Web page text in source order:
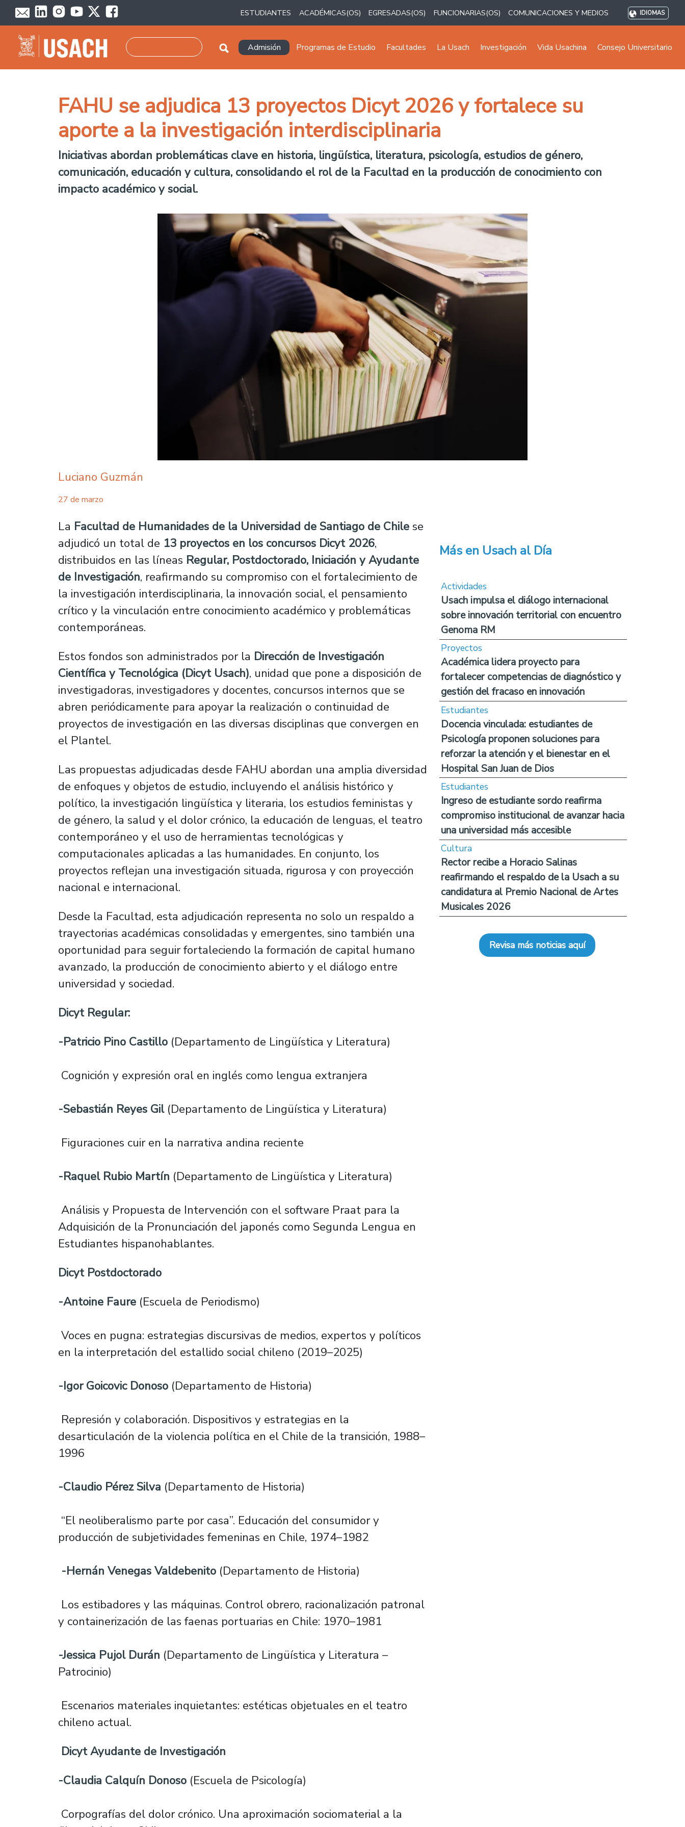
Pasar al contenido principal
ESTUDIANTES ACADÉMICAS(OS) EGRESADAS(OS) FUNCIONARIAS(OS) COMUNICACIONES Y MEDIOS IDIOMAS
Navegación principal
Admisión Programas de Estudio Facultades La Usach Investigación Vida Usachina Consejo Universitario
FAHU se adjudica 13 proyectos Dicyt 2026 y fortalece su
aporte a la investigación interdisciplinaria
Iniciativas abordan problemáticas clave en historia, lingüística, literatura, psicología, estudios de género,
comunicación, educación y cultura, consolidando el rol de la Facultad en la producción de conocimiento con
impacto académico y social.
Luciano Guzmán
27 de marzo
La Facultad de Humanidades de la Universidad de Santiago de Chilese
adjudicó un total de 13 proyectos en los concursos Dicyt 2026,
distribuidos en las líneas Regular, Postdoctorado, Iniciación y Ayudante
de Investigación, reafirmando su compromiso con el fortalecimiento de
la investigación interdisciplinaria, la innovación social, el pensamiento
crítico y la vinculación entre conocimiento académico y problemáticas
contemporáneas.
Estos fondos son administrados por la Dirección de Investigación
Científica y Tecnológica (Dicyt Usach), unidad que pone a disposición de
investigadoras, investigadores y docentes, concursos internos que se
abren periódicamente para apoyar la realización o continuidad de
proyectos de investigación en las diversas disciplinas que convergen en
el Plantel.
Las propuestas adjudicadas desde FAHU abordan una amplia diversidad
de enfoques y objetos de estudio, incluyendo el análisis histórico y
político, la investigación lingüística y literaria, los estudios feministas y
de género, la salud y el dolor crónico, la educación de lenguas, el teatro
contemporáneo y el uso de herramientas tecnológicas y
computacionales aplicadas a las humanidades. En conjunto, los
proyectos reflejan una investigación situada, rigurosa y con proyección
nacional e internacional.
Desde la Facultad, esta adjudicación representa no solo un respaldo a
trayectorias académicas consolidadas y emergentes, sino también una
oportunidad para seguir fortaleciendo la formación de capital humano
avanzado, la producción de conocimiento abierto y el diálogo entre
universidad y sociedad.
Dicyt Regular:
-Patricio Pino Castillo (Departamento de Lingüística y Literatura)
Cognición y expresión oral en inglés como lengua extranjera
-Sebastián Reyes Gil(Departamento de Lingüística y Literatura)
Figuraciones cuir en la narrativa andina reciente
-Raquel Rubio Martín (Departamento de Lingüística y Literatura)
Análisis y Propuesta de Intervención con el software Praat para la
Adquisición de la Pronunciación del japonés como Segunda Lengua en
Estudiantes hispanohablantes.
Dicyt Postdoctorado
-Antoine Faure (Escuela de Periodismo)
Voces en pugna: estrategias discursivas de medios, expertos y políticos
en la interpretación del estallido social chileno (2019–2025)
-Igor Goicovic Donoso (Departamento de Historia)
Represión y colaboración. Dispositivos y estrategias en la
desarticulación de la violencia política en el Chile de la transición, 1988–
1996
-Claudio Pérez Silva (Departamento de Historia)
“El neoliberalismo parte por casa”. Educación del consumidor y
producción de subjetividades femeninas en Chile, 1974–1982
-Hernán Venegas Valdebenito (Departamento de Historia)
Los estibadores y las máquinas. Control obrero, racionalización patronal
y containerización de las faenas portuarias en Chile: 1970–1981
-Jessica Pujol Durán (Departamento de Lingüística y Literatura –
Patrocinio)
Escenarios materiales inquietantes: estéticas objetuales en el teatro
chileno actual.
Dicyt Ayudante de Investigación
-Claudia Calquín Donoso (Escuela de Psicología)
Corpografías del dolor crónico. Una aproximación sociomaterial a la
Más en Usach al Día
Actividades
Usach impulsa el diálogo internacional
sobre innovación territorial con encuentro
Genoma RM
Proyectos
Académica lidera proyecto para
fortalecer competencias de diagnóstico y
gestión del fracaso en innovación
Estudiantes
Docencia vinculada: estudiantes de
Psicología proponen soluciones para
reforzar la atención y el bienestar en el
Hospital San Juan de Dios
Estudiantes
Ingreso de estudiante sordo reafirma
compromiso institucional de avanzar hacia
una universidad más accesible
Cultura
Rector recibe a Horacio Salinas
reafirmando el respaldo de la Usach a su
candidatura al Premio Nacional de Artes
Musicales 2026
Revisa más noticias aquí